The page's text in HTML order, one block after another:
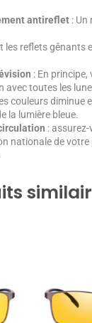
antireflet : Un
les reflets gênants
: En
avec toutes les
couleurs diminue
la lumière bleue.
:
nationale de